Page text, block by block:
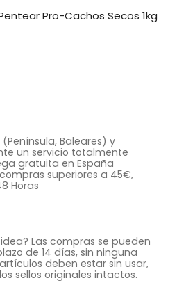
Pro-Cachos Secos 1kg
Baleares) y
un servicio totalmente
gratuita en España
superiores a 45€,
Horas
Las compras se pueden
de 14 días, sin ninguna
deben estar sin usar,
sellos originales intactos.